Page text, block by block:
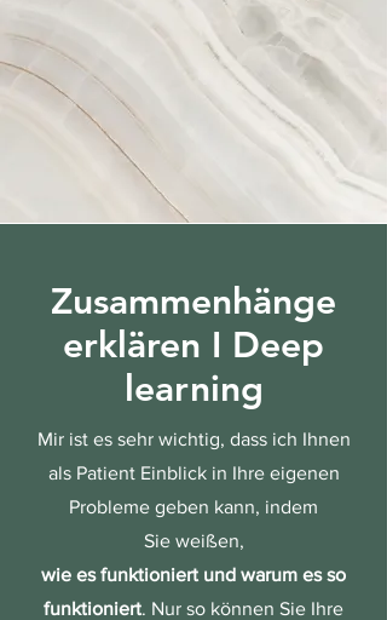
Zusammenhänge
erklären I Deep
learning
Mir ist es sehr wichtig, dass ich Ihnen
als Patient Einblick in Ihre eigenen
Probleme geben kann, indem
Sie weißen,
wie es funktioniert und warum es so
funktioniert. Nur so können Sie Ihre